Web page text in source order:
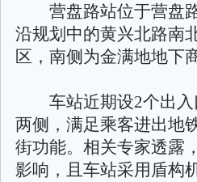
营盘路站位于营盘路
沿规划中的黄兴北路南
区，南侧为金满地地下
车站近期设2个出入
两侧，满足乘客进出地
街功能。相关专家透露
影响，且车站采用盾构